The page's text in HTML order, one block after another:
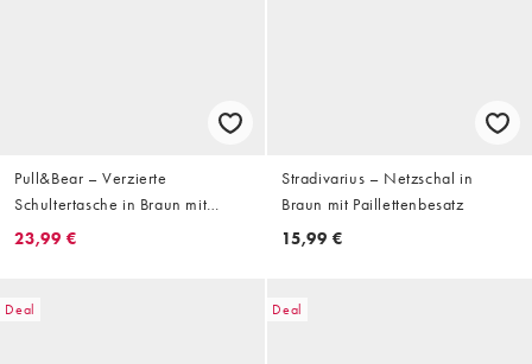
Pull&Bear – Verzierte
Schultertasche in Braun mit
Häkeldesign
23,99 €
Stradivarius – Netzschal in
Braun mit Paillettenbesatz
15,99 €
Deal Deal